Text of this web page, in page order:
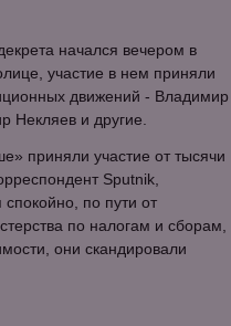
начался вечером в
участие в нем приняли
движений - Владимир
Некляев и другие.
приняли участие от тысячи
Sputnik,
по пути от
по налогам и сборам,
они скандировали